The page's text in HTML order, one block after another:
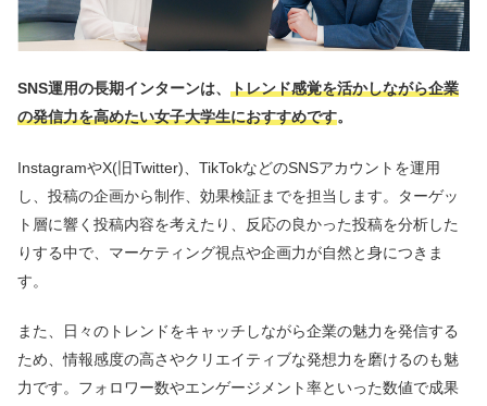
SNS運用の長期インターンは、 トレンド感覚を活かしながら企業
の発信力を高めたい女子大学生におすすめです。
InstagramやX(旧Twitter)、TikTokなどのSNSアカウントを運用
し、投稿の企画から制作、効果検証までを担当します。ターゲッ
ト層に響く投稿内容を考えたり、反応の良かった投稿を分析した
りする中で、マーケティング視点や企画力が自然と身につきま
す。
また、日々のトレンドをキャッチしながら企業の魅力を発信する
ため、情報感度の高さやクリエイティブな発想力を磨けるのも魅
力です。フォロワー数やエンゲージメント率といった数値で成果